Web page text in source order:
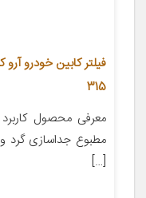
315
معرفی محصول
مطبوع جداسازی گرد
[…]